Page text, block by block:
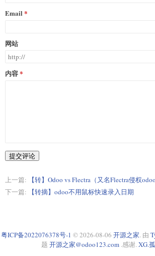
Email
网站
内容
提交评论
上一篇:
【转】Odoo vs Flectra（又名Flectra侵权
下一篇:
【转摘】odoo不用鼠标快速录入日期
粤ICP备2022076378号-1 © 2026-08-06 开源之家. 由
题 开源之家@odoo123.com.感谢. XG.